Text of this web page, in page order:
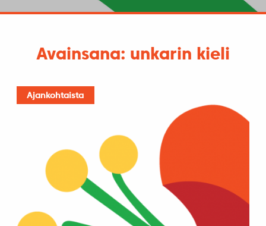
Avainsana: unkarin kieli
Ajankohtaista